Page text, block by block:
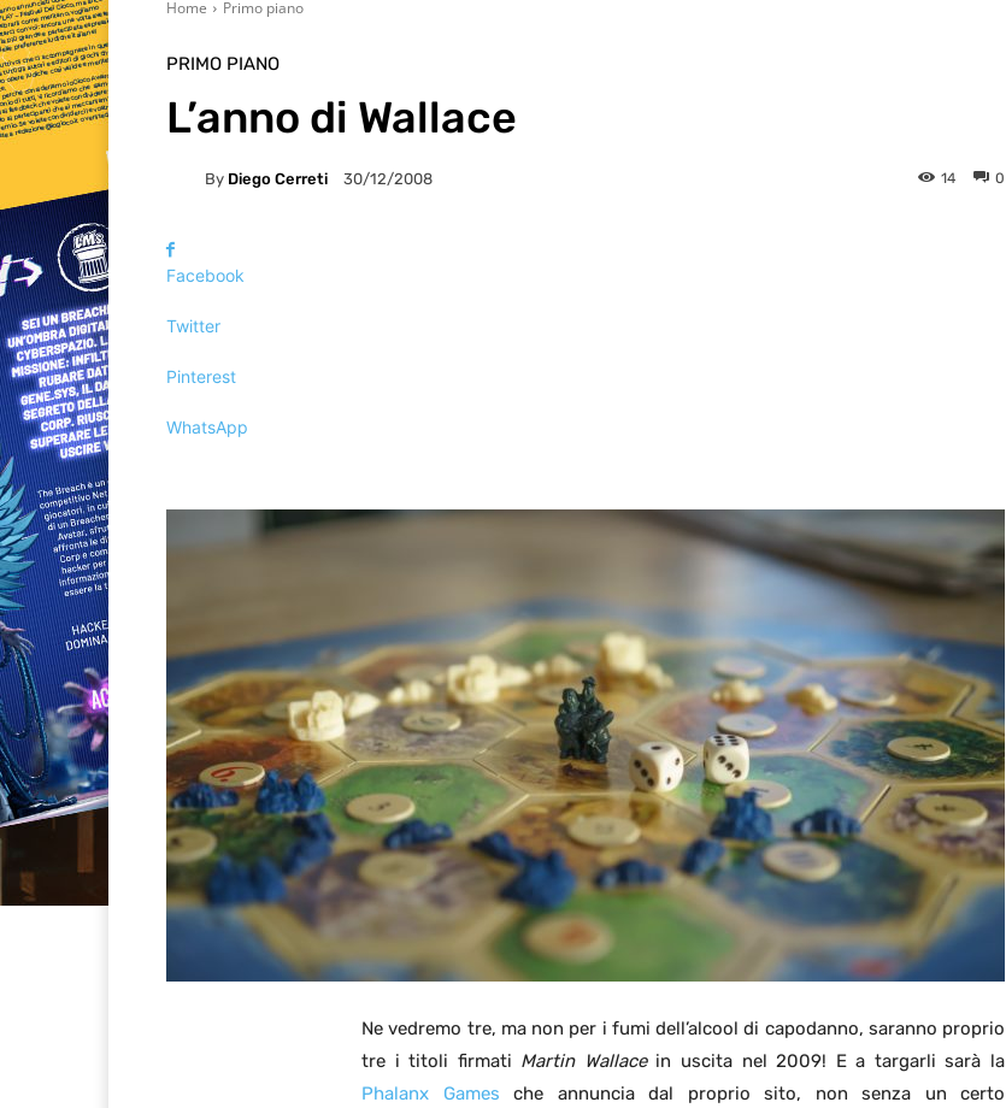
Home Primo piano
PRIMO PIANO
L’anno di Wallace
By Diego Cerreti 30/12/2008 0
14
Facebook
Twitter
Pinterest
WhatsApp
Ne vedremo tre, ma non per i fumi dell’alcool di capodanno, saranno proprio
tre i titoli firmati Martin Wallacein uscita nel 2009! E a targarli sarà la
Phalanx Games che annuncia dal proprio sito, non senza un certo